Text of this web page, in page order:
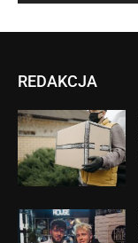
REDAKCJA